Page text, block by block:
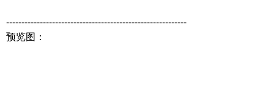
-----------------------------------------------------------
预览图：